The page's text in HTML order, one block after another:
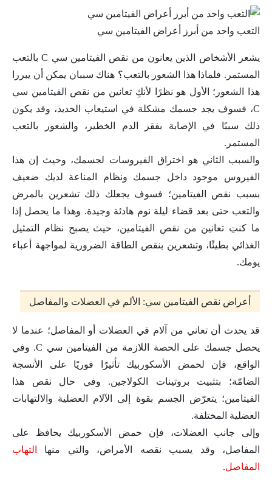
التعب واحد من أبرز أعراض الفيتامين سي
يشعر الأشخاص الذين يعانون من نقص الفيتامين سي C بالتعب
المستمر. فلماذا هذا الشعور بالتعب؟ هناك سببان يمكن أن يبررا
هذا الشعور؛ الأول هو نظرًا لأنكِ تعانين من نقص الفيتامين سي
C، فسوف يجد جسمك مشكلة في استيعاب الحديد، وقد يكون
ذلك سببًا في الإصابة بفقر الدم الخطير، والشعور بالتعب
المستمر.
والسبب الثاني هو اختراق الفيروسات لجسمك، وحيث إن هذا
الفيروس موجود داخل جسمك ونظام المناعة لديك ضعيف
بسبب نقص الفيتامين؛ فسوف يجعلك ذلك تشعرين بالمرض
والتعب حتى بعد قضاء ليلة نوم هادئة وجيدة. وهذا ما يحصل إذا
ما كنتِ تعانين من نقص الفيتامين، حيث يصبح نظام التمثيل
الغذائي بطيئًا، وتشعرين بنقص الطاقة الضرورية لمواجهة أعباء
يومك.
أعراض نقص الفيتامين سي: الألم في العضلات والمفاصل
قد يحدث أن تعاني من آلام في العضلات أو المفاصل؛ عندما لا
يحصل جسمك على الحصة اللازمة من الفيتامين سي C. وفي
الواقع، فإن لحمض الأسكوربيك تأثيرًا فوريًا على الأنسجة
الضامّة؛ بتثبيت بروتينات الكولاجين. وفي حال نقص هذا
الفيتامين؛ يتعرّض الجسم بقوة إلى الآلام العضلية والالتهابات
العضلية المختلفة.
وإلى جانب العضلات، فإن حمض الأسكوربيك يحافظ على
المفاصل، وقد يسبب نقصه الأمراض، والتي منهاالتهاب
المفاصل .